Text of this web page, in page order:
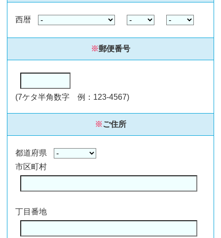
西暦
※郵便番号
(7ケタ半角数字 例：123-4567)
※ご住所
都道府県
市区町村
丁目番地